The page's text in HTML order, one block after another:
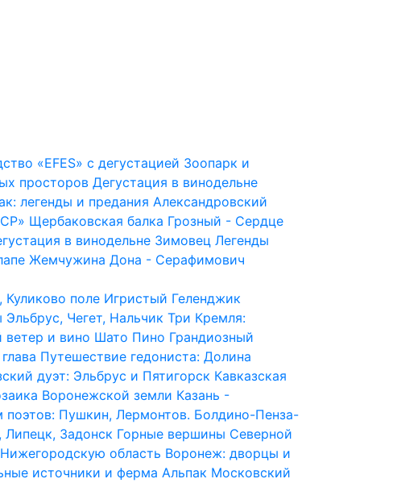
«EFES» с дегустацией Зоопарк и
просторов Дегустация в винодельне
легенды и предания Александровский
Щербаковская балка Грозный - Сердце
в винодельне Зимовец Легенды
Жемчужина Дона - Серафимович
Куликово поле Игристый Геленджик
Эльбрус, Чегет, Нальчик Три Кремля:
и вино Шато Пино Грандиозный
Путешествие гедониста: Долина
дуэт: Эльбрус и Пятигорск Кавказская
Воронежской земли Казань -
поэтов: Пушкин, Лермонтов. Болдино-Пенза-
Задонск Горные вершины Северной
область Воронеж: дворцы и
источники и ферма Альпак Московский